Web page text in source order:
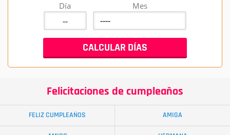
Día Mes
Felicitaciones de cumpleaños
FELIZ CUMPLEAÑOS AMIGA